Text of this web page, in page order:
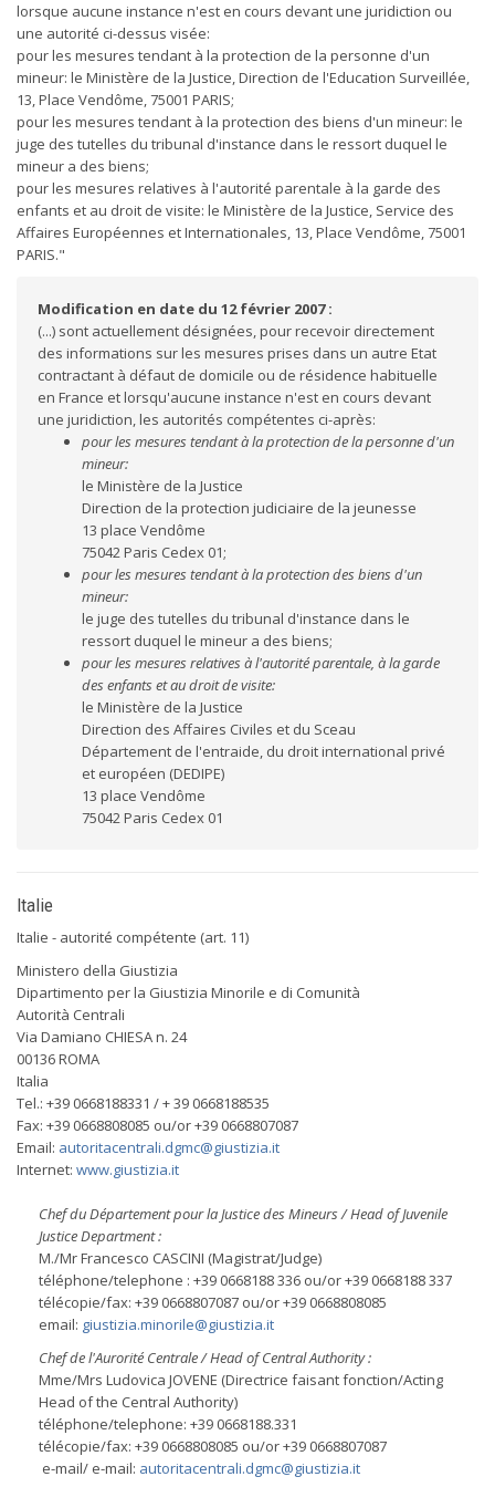
lorsque aucune instance n'est en cours devant une juridiction ou
une autorité ci-dessus visée:
pour les mesures tendant à la protection de la personne d'un
mineur: le Ministère de la Justice, Direction de l'Education Surveillée,
13, Place Vendôme, 75001 PARIS;
pour les mesures tendant à la protection des biens d'un mineur: le
juge des tutelles du tribunal d'instance dans le ressort duquel le
mineur a des biens;
pour les mesures relatives à l'autorité parentale à la garde des
enfants et au droit de visite: le Ministère de la Justice, Service des
Affaires Européennes et Internationales, 13, Place Vendôme, 75001
PARIS."
Modification en date du 12 février 2007 :
(...) sont actuellement désignées, pour recevoir directement
des informations sur les mesures prises dans un autre Etat
contractant à défaut de domicile ou de résidence habituelle
en France et lorsqu'aucune instance n'est en cours devant
une juridiction, les autorités compétentes ci-après:
pour les mesures tendant à la protection de la personne d'un
mineur:
le Ministère de la Justice
Direction de la protection judiciaire de la jeunesse
13 place Vendôme
75042 Paris Cedex 01;
pour les mesures tendant à la protection des biens d'un
mineur:
le juge des tutelles du tribunal d'instance dans le
ressort duquel le mineur a des biens;
pour les mesures relatives à l'autorité parentale, à la garde
des enfants et au droit de visite:
le Ministère de la Justice
Direction des Affaires Civiles et du Sceau
Département de l'entraide, du droit international privé
et européen (DEDIPE)
13 place Vendôme
75042 Paris Cedex 01
Italie
Italie - autorité compétente (art. 11)
Ministero della Giustizia
Dipartimento per la Giustizia Minorile e di Comunità
Autorità Centrali
Via Damiano CHIESA n. 24
00136 ROMA
Italia
Tel.: +39 0668188331 / + 39 0668188535
Fax: +39 0668808085 ou/or +39 0668807087
Email: autoritacentrali.dgmc@giustizia.it
Internet: www.giustizia.it
Chef du Département pour la Justice des Mineurs / Head of Juvenile
Justice Department :
M./Mr Francesco CASCINI (Magistrat/Judge)
téléphone/telephone : +39 0668188 336 ou/or +39 0668188 337
télécopie/fax: +39 0668807087 ou/or +39 0668808085
email: giustizia.minorile@giustizia.it
Chef de l'Aurorité Centrale / Head of Central Authority :
Mme/Mrs Ludovica JOVENE (Directrice faisant fonction/Acting
Head of the Central Authority)
téléphone/telephone: +39 0668188.331
télécopie/fax: +39 0668808085 ou/or +39 0668807087
e-mail/ e-mail: autoritacentrali.dgmc@giustizia.it